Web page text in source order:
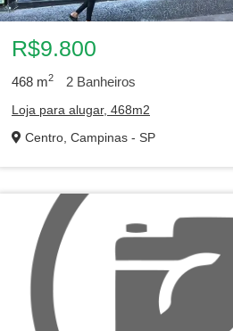
R$9.800
468 m2 2 Banheiros
Loja para alugar, 468m2
Centro, Campinas - SP